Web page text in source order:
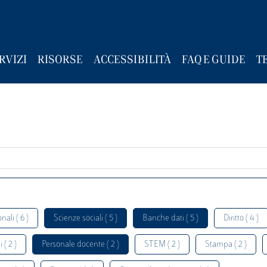
RISORSE ACCESSIBILITÀ FAQ E GUIDE
( 6 ) Scienze sociali ( 5 ) Banche dati ( 5 ) Diritto ( 4 )
( 2 ) Personale docente ( 2 ) STEM ( 2 ) Stampa ( 2 )